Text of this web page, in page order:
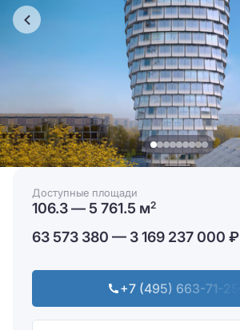
Доступные площади
106.3 — 5 761.5 м2
63 573 380 — 3 169 237 000 ₽
+7 (495) 663-71-25